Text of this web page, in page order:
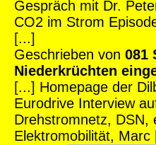
Gespräch mit Dr.
CO2 im Strom
[...]
Geschrieben von 081
Niederkrüchten
[...] Homepage der
Eurodrive Interview
Drehstromnetz, DSN,
Elektromobilität, Marc